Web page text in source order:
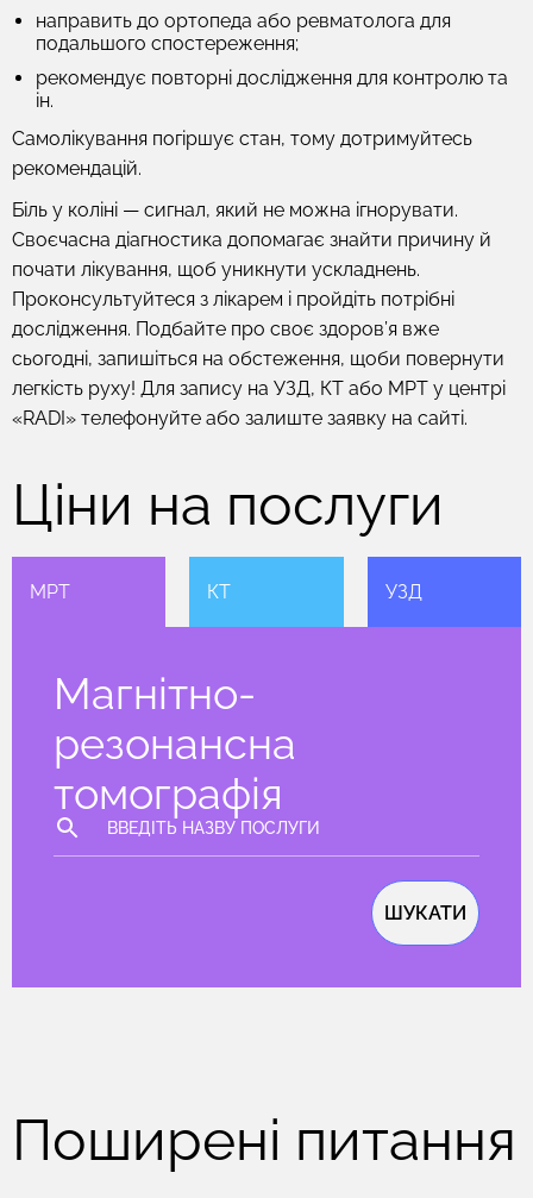
направить до ортопеда або ревматолога для
подальшого спостереження;
рекомендує повторні дослідження для контролю та
ін.
Самолікування погіршує стан, тому дотримуйтесь
рекомендацій.
Біль у коліні — сигнал, який не можна ігнорувати.
Своєчасна діагностика допомагає знайти причину й
почати лікування, щоб уникнути ускладнень.
Проконсультуйтеся з лікарем і пройдіть потрібні
дослідження. Подбайте про своє здоров’я вже
сьогодні, запишіться на обстеження, щоби повернути
легкість руху! Для запису на УЗД, КТ або МРТ у центрі
«RADI» телефонуйте або залиште заявку на сайті.
Ціни на послуги
МРТ КТ УЗД
Магнітно-
резонансна
томографія
ШУКАТИ
Поширені питання